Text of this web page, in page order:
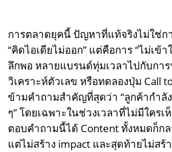
การตลาดยุคนี้ ปัญหาที่แท้จริงไม่ใช่กา
“คิดไอเดียไม่ออก” แต่คือการ “ไม่เข้า
ลึกพอ หลายแบรนด์ทุ่มเวลาไปกับกา
วิเคราะห์ตัวเลข หรือทดลองปุ่ม Call
ข้ามคำถามสำคัญที่สุดว่า “ลูกค้ากำลั
ๆ” โดยเฉพาะในช่วงเวลาที่ไม่มีใครเ
ตอบคำถามนี้ได้ Content ทั้งหมดก็ก
แต่ไม่สร้าง impact และสุดท้ายไม่สร้